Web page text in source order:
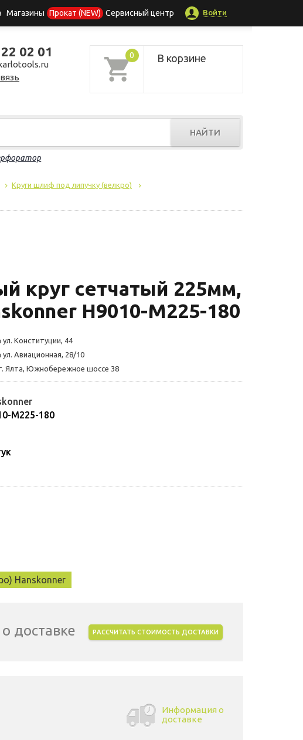
Магазины Прокат (NEW) Сервисный центр Войти
02 01 0 В корзине
НАЙТИ
Круги шлиф под липучку (велкро)
круг сетчатый 225мм,
H9010-M225-180
ул. Конституции, 44
ул. Авиационная, 28/10
Ялта, Южнобережное шоссе 38
M225-180
Hanskonner
доставке РАССЧИТАТЬ СТОИМОСТЬ ДОСТАВКИ
Информация о
доставке